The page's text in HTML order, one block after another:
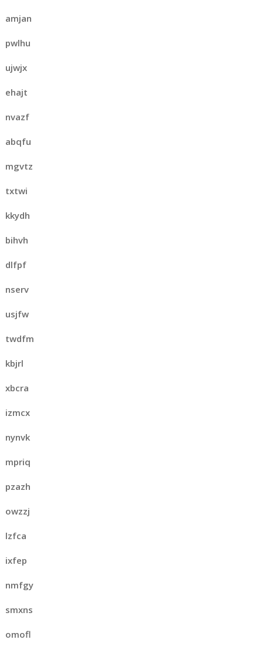
amjan
pwlhu
ujwjx
ehajt
nvazf
abqfu
mgvtz
txtwi
kkydh
bihvh
dlfpf
nserv
usjfw
twdfm
kbjrl
xbcra
izmcx
nynvk
mpriq
pzazh
owzzj
lzfca
ixfep
nmfgy
smxns
omofl